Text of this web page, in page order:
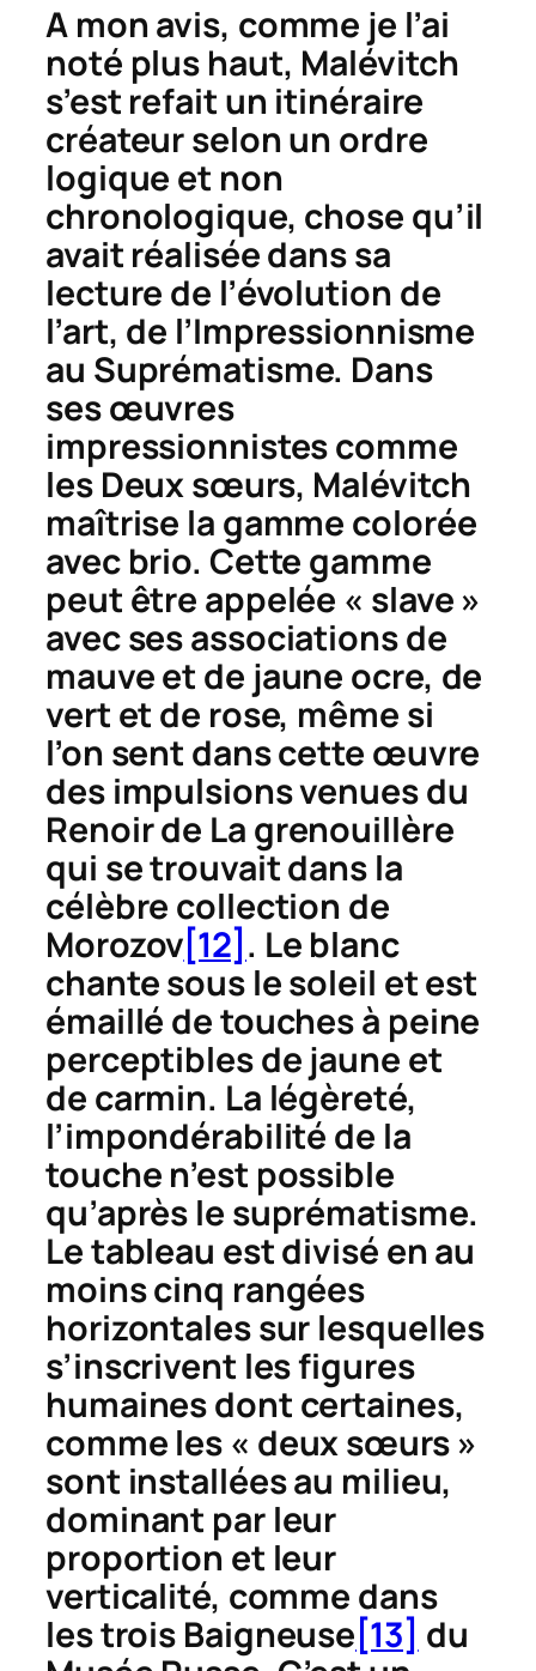
A mon avis, comme je l’ai
noté plus haut, Malévitch
s’est refait un itinéraire
créateur selon un ordre
logique et non
chronologique, chose qu’il
avait réalisée dans sa
lecture de l’évolution de
l’art, de l’Impressionnisme
au Suprématisme. Dans
ses œuvres
impressionnistes comme
les Deux sœurs, Malévitch
maîtrise la gamme colorée
avec brio. Cette gamme
peut être appelée « slave »
avec ses associations de
mauve et de jaune ocre, de
vert et de rose, même si
l’on sent dans cette œuvre
des impulsions venues du
Renoir de La grenouillère
qui se trouvait dans la
célèbre collection de
Morozov[12] . Le blanc
chante sous le soleil et est
émaillé de touches à peine
perceptibles de jaune et
de carmin. La légèreté,
l’impondérabilité de la
touche n’est possible
qu’après le suprématisme.
Le tableau est divisé en au
moins cinq rangées
horizontales sur lesquelles
s’inscrivent les figures
humaines dont certaines,
comme les « deux sœurs »
sont installées au milieu,
dominant par leur
proportion et leur
verticalité, comme dans
les trois Baigneuse [13] du